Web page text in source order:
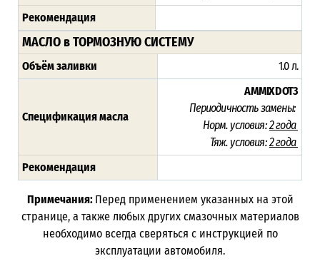
Рекомендация
МАСЛО в ТОРМОЗНУЮ СИСТЕМУ
Объём заливки 1.0 л.
Спецификация масла
AMMIX DOT3
Периодичность замены:
Норм. условия:2 года
Тяж. условия:2 года
Рекомендация
Примечания: Перед применением указанных на этой
странице, а также любых других смазочных материалов
необходимо всегда сверяться с инструкцией по
эксплуатации автомобиля.